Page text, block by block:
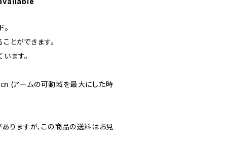
とができます。
ます。
(アームの可動域を最大にした時
りますが、この商品の送料はお見